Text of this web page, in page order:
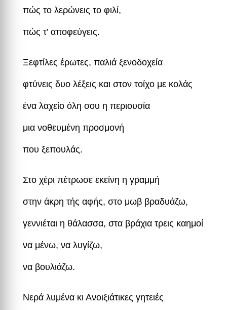
πώς το λερώνεις το φιλί,
πώς τ’ αποφεύγεις.
Ξεφτίλες έρωτες, παλιά ξενοδοχεία
φτύνεις δυο λέξεις και στον τοίχο με κολάς
ένα λαχείο όλη σου η περιουσία
μια νοθευμένη προσμονή
που ξεπουλάς.
Στο χέρι πέτρωσε εκείνη η γραμμή
στην άκρη τής αφής, στο μωβ βραδυάζω,
γεννιέται η θάλασσα, στα βράχια τρεις καημοί
να μένω, να λυγίζω,
να βουλιάζω.
Νερά λυμένα κι Ανοιξιάτικες γητειές